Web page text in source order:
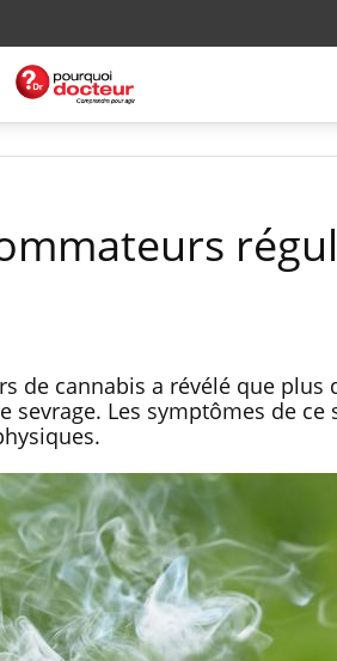
de cannabis a révélé que plus
Les symptômes de ce